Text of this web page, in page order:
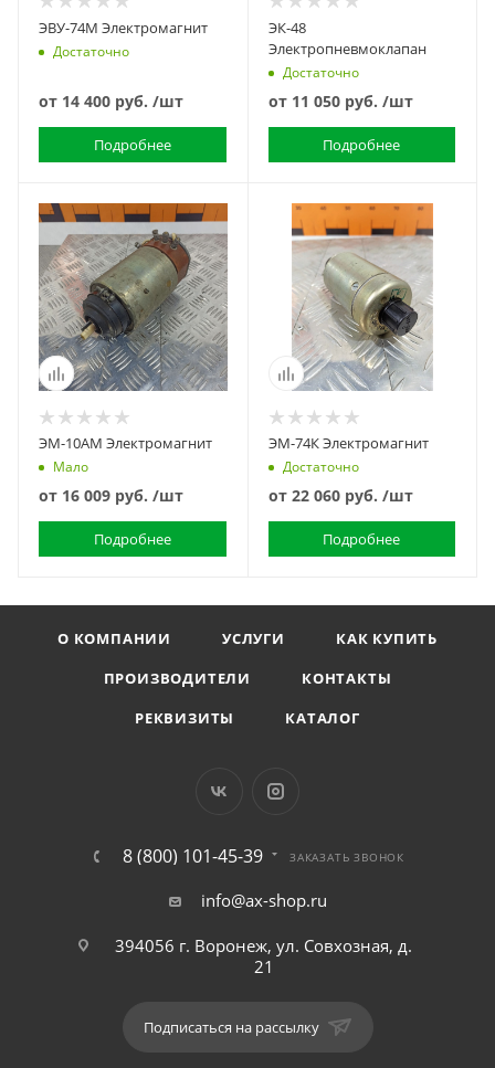
ЭВУ-74М Электромагнит
Достаточно
от 14 400 руб. /шт
Подробнее
ЭК-48
Электропневмоклапан
Достаточно
от 11 050 руб. /шт
Подробнее
ЭМ-10АМ Электромагнит
Мало
от 16 009 руб. /шт
Подробнее
ЭМ-74К Электромагнит
Достаточно
от 22 060 руб. /шт
Подробнее
О КОМПАНИИ УСЛУГИ
КАК КУПИТЬ
ПРОИЗВОДИТЕЛИ
КОНТАКТЫ
РЕКВИЗИТЫ
КАТАЛОГ
8 (800) 101-45-39 ЗАКАЗАТЬ ЗВОНОК
info@ax-shop.ru
394056 г. Воронеж, ул. Совхозная, д.
21
Подписаться на рассылку